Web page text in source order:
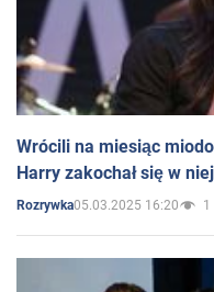
Wrócili na miesiąc
Harry zakochał się w
Rozrywka05.03.2025 16:20 1